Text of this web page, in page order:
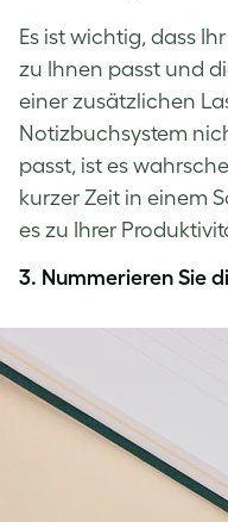
Es ist wichtig, dass
zu Ihnen passt und
einer zusätzlichen
Notizbuchsystem
passt, ist es
kurzer Zeit in einem
es zu Ihrer
3. Nummerieren Sie